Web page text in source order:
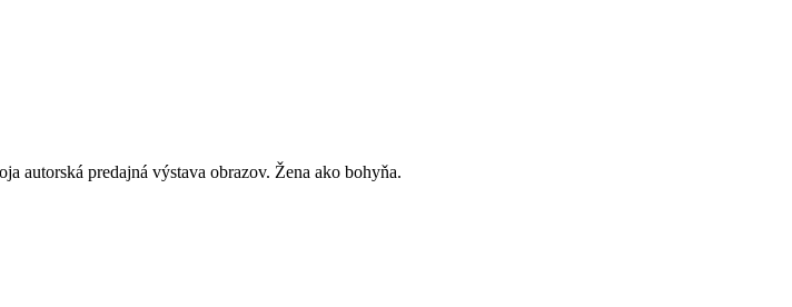
autorská predajná výstava obrazov. Žena ako bohyňa.